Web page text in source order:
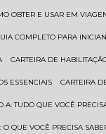
OBTER E USAR EM
COMPLETO PARA
CARTEIRA DE
ESSENCIAIS CARTEIRA
A: TUDO QUE VOCÊ
O QUE VOCÊ PRECISA